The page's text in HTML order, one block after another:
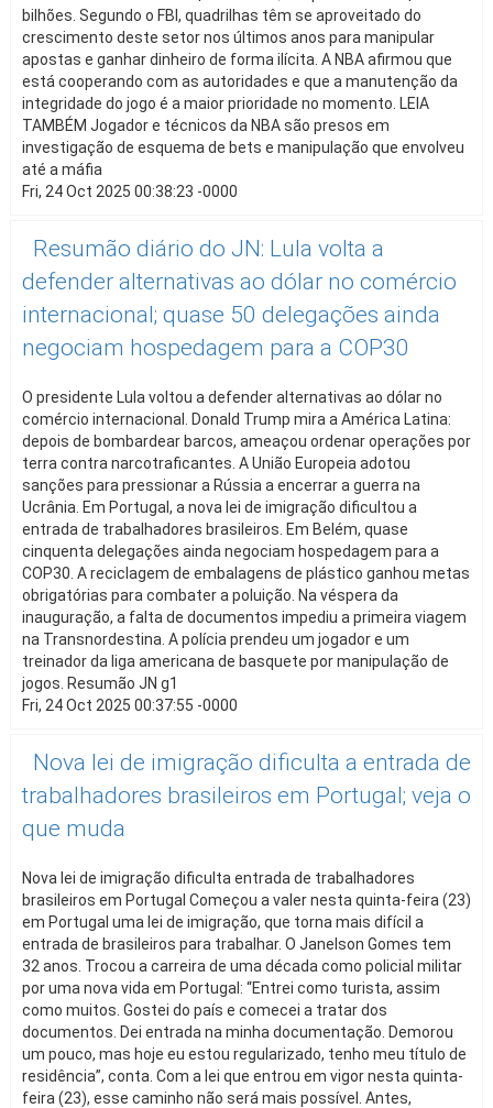
bilhões. Segundo o FBI, quadrilhas têm se aproveitado do
crescimento deste setor nos últimos anos para manipular
apostas e ganhar dinheiro de forma ilícita. A NBA afirmou que
está cooperando com as autoridades e que a manutenção da
integridade do jogo é a maior prioridade no momento. LEIA
TAMBÉM Jogador e técnicos da NBA são presos em
investigação de esquema de bets e manipulação que envolveu
até a máfia
Fri, 24 Oct 2025 00:38:23 -0000
Resumão diário do JN: Lula volta a
defender alternativas ao dólar no comércio
internacional; quase 50 delegações ainda
negociam hospedagem para a COP30
O presidente Lula voltou a defender alternativas ao dólar no
comércio internacional. Donald Trump mira a América Latina:
depois de bombardear barcos, ameaçou ordenar operações por
terra contra narcotraficantes. A União Europeia adotou
sanções para pressionar a Rússia a encerrar a guerra na
Ucrânia. Em Portugal, a nova lei de imigração dificultou a
entrada de trabalhadores brasileiros. Em Belém, quase
cinquenta delegações ainda negociam hospedagem para a
COP30. A reciclagem de embalagens de plástico ganhou metas
obrigatórias para combater a poluição. Na véspera da
inauguração, a falta de documentos impediu a primeira viagem
na Transnordestina. A polícia prendeu um jogador e um
treinador da liga americana de basquete por manipulação de
jogos. Resumão JN g1
Fri, 24 Oct 2025 00:37:55 -0000
Nova lei de imigração dificulta a entrada de
trabalhadores brasileiros em Portugal; veja o
que muda
Nova lei de imigração dificulta entrada de trabalhadores
brasileiros em Portugal Começou a valer nesta quinta-feira (23)
em Portugal uma lei de imigração, que torna mais difícil a
entrada de brasileiros para trabalhar. O Janelson Gomes tem
32 anos. Trocou a carreira de uma década como policial militar
por uma nova vida em Portugal: “Entrei como turista, assim
como muitos. Gostei do país e comecei a tratar dos
documentos. Dei entrada na minha documentação. Demorou
um pouco, mas hoje eu estou regularizado, tenho meu título de
residência”, conta. Com a lei que entrou em vigor nesta quinta-
feira (23), esse caminho não será mais possível. Antes,